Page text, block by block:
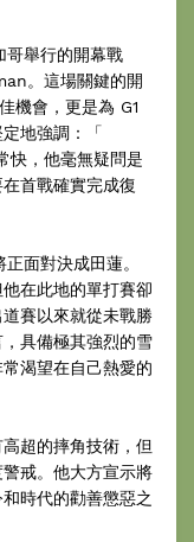
哥舉行的開幕戰
。這場關鍵的開
機會，更是為 G1
地強調：「
，他毫無疑問是
首戰確實完成復
面對決成田蓮。
在此地的單打賽卻
賽以來就從未戰勝
具備極其強烈的雪
渴望在自己熱愛的
超的摔角技術，但
戒。他大方宣示將
時代的勸善懲惡之